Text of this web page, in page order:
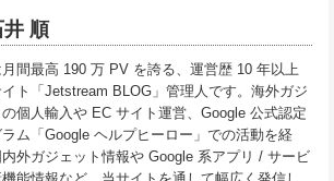
順
間最高 190 万 PV を誇る、運営歴 10 年以上
ト「Jetstream BLOG」管理人です。海外ガジ
の個人輸入や EC サイト運営、Google 公式認定
ム「Google ヘルプヒーロー」での活動を経
外ガジェット情報や Google 系アプリ / サービ